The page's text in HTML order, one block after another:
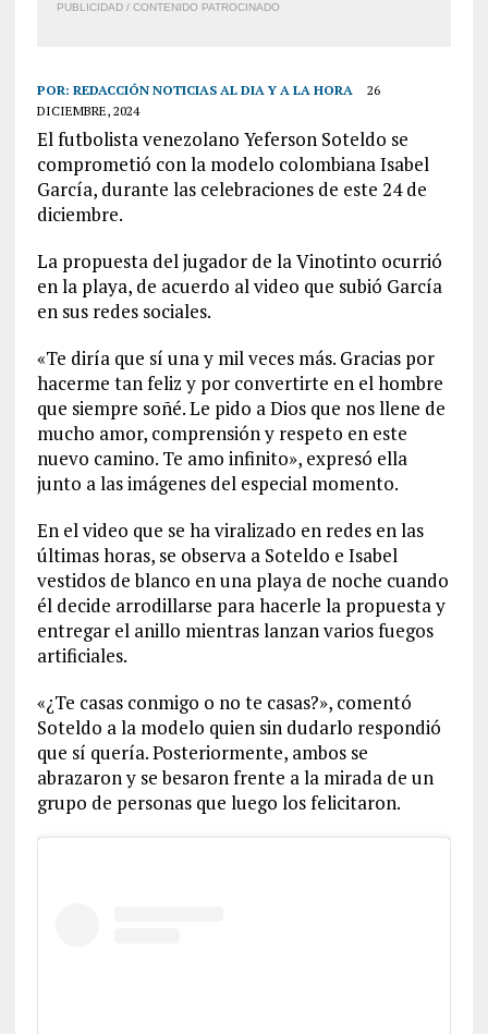
PUBLICIDAD / CONTENIDO PATROCINADO
POR: REDACCIÓN NOTICIAS AL DIA Y A LA HORA
26
DICIEMBRE, 2024
El futbolista venezolano Yeferson Soteldo se
comprometió con la modelo colombiana Isabel
García, durante las celebraciones de este 24 de
diciembre.
La propuesta del jugador de la Vinotinto ocurrió
en la playa, de acuerdo al video que subió García
en sus redes sociales.
«Te diría que sí una y mil veces más. Gracias por
hacerme tan feliz y por convertirte en el hombre
que siempre soñé. Le pido a Dios que nos llene de
mucho amor, comprensión y respeto en este
nuevo camino. Te amo infinito», expresó ella
junto a las imágenes del especial momento.
En el video que se ha viralizado en redes en las
últimas horas, se observa a Soteldo e Isabel
vestidos de blanco en una playa de noche cuando
él decide arrodillarse para hacerle la propuesta y
entregar el anillo mientras lanzan varios fuegos
artificiales.
«¿Te casas conmigo o no te casas?», comentó
Soteldo a la modelo quien sin dudarlo respondió
que sí quería. Posteriormente, ambos se
abrazaron y se besaron frente a la mirada de un
grupo de personas que luego los felicitaron.